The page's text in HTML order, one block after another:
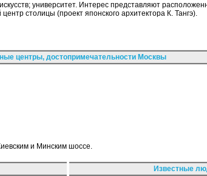
университет. Интерес представляют
столицы (проект японского архитектора К. Тангэ).
центры, достопримечательности Москвы
и Минским шоссе.
Известные